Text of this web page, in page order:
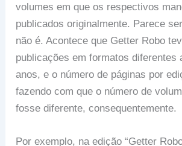
volumes em que os respectivos
publicados originalmente. Parece
não é. Acontece que Getter Robo
publicações em formatos diferentes
anos, e o número de páginas por
fazendo com que o número de
fosse diferente, consequentemente.
Por exemplo, na edição “Getter